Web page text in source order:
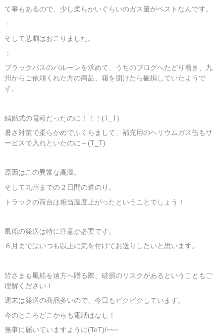
て事もあるので、少し柔らかいぐらいのガス量がベストなんです。
：
そして悲劇はおこりました。
：
ブラックバスのバルーンを求めて、うちのブログへたどり着き、九
州からご依頼くれた方の商品、箱を開けたら破損していたようで
す。
結婚式の電報だったのに！！！(T_T)
暑さ対策で柔らかめでふくらまして、補充用のヘリウムガス缶もサ
ービスで入れといたのに～(T_T)
原因はこの異常な高温。
そして九州までの２日間の道のり。
トラックの荷台は相当温度上がったということでしょう！
風船の発送は特に注意が必要です。
８月まではいつも以上に気を付けてお送りしたいと思います。
皆さまも風船を遠方へ贈る際、破損のリスクがあるということもご
理解ください！
週末は発送の商品多いので、今日もビクビクしています。
今のところどこからも電話はなし！
無事に届いていますように(ToT)/~~~